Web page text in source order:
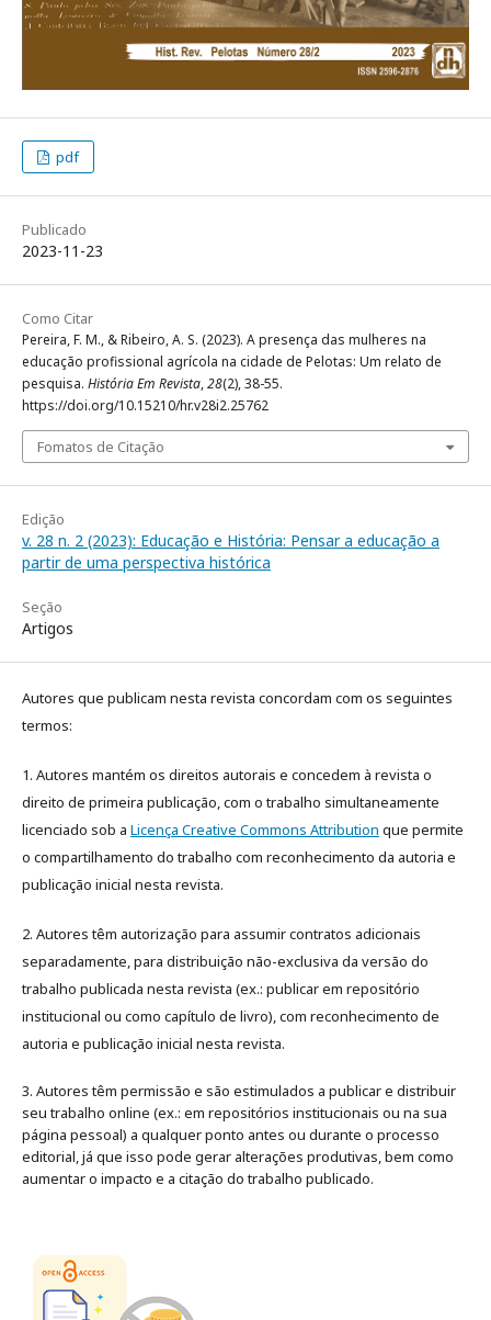
pdf
Publicado
2023-11-23
Como Citar
Pereira, F. M., & Ribeiro, A. S. (2023). A presença das mulheres na
educação profissional agrícola na cidade de Pelotas: Um relato de
pesquisa. História Em Revista,28(2), 38-55.
https://doi.org/10.15210/hr.v28i2.25762
Fomatos de Citação
Edição
v. 28 n. 2 (2023): Educação e História: Pensar a educação a
partir de uma perspectiva histórica
Seção
Artigos
Autores que publicam nesta revista concordam com os seguintes
termos:
1. Autores mantém os direitos autorais e concedem à revista o
direito de primeira publicação, com o trabalho simultaneamente
licenciado sob a Licença Creative Commons Attribution que permite
o compartilhamento do trabalho com reconhecimento da autoria e
publicação inicial nesta revista.
2. Autores têm autorização para assumir contratos adicionais
separadamente, para distribuição não-exclusiva da versão do
trabalho publicada nesta revista (ex.: publicar em repositório
institucional ou como capítulo de livro), com reconhecimento de
autoria e publicação inicial nesta revista.
3. Autores têm permissão e são estimulados a publicar e distribuir
seu trabalho online (ex.: em repositórios institucionais ou na sua
página pessoal) a qualquer ponto antes ou durante o processo
editorial, já que isso pode gerar alterações produtivas, bem como
aumentar o impacto e a citação do trabalho publicado.